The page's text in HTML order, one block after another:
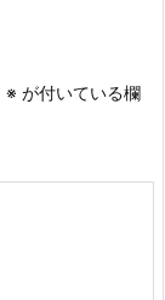
※ が付いている欄